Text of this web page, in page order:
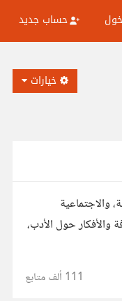
حساب جديد
خيارات
والاجتماعية
والأفكار حول الأدب،
111 ألف متابع